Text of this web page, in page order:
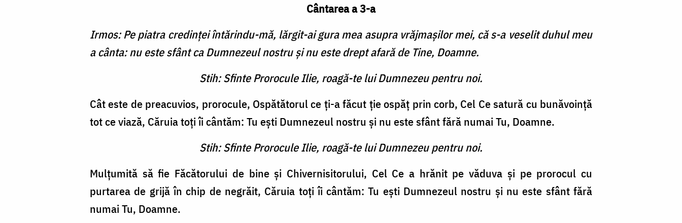
Cântarea a 3-a
Irmos: Pe piatra credinţei întărindu-mă, lărgit-ai gura mea asupra vrăjmaşilor mei, că s-a veselit duhul meu
a cânta: nu este sfânt ca Dumnezeul nostru şi nu este drept afară de Tine, Doamne.
Stih: Sfinte Prorocule Ilie, roagă-te lui Dumnezeu pentru noi.
Cât este de preacuvios, prorocule, Ospătătorul ce ţi-a făcut ţie ospăţ prin corb, Cel Ce satură cu bunăvoinţă
tot ce viază, Căruia toţi îi cântăm: Tu eşti Dumnezeul nostru şi nu este sfânt fără numai Tu, Doamne.
Stih: Sfinte Prorocule Ilie, roagă-te lui Dumnezeu pentru noi.
Mulţumită să fie Făcătorului de bine şi Chivernisitorului, Cel Ce a hrănit pe văduva şi pe prorocul cu
purtarea de grijă în chip de negrăit, Căruia toţi îi cântăm: Tu eşti Dumnezeul nostru şi nu este sfânt fără
numai Tu, Doamne.